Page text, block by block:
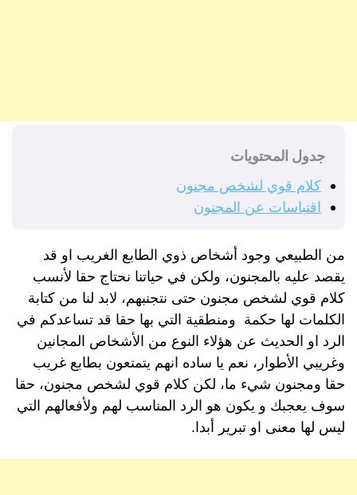
جدول المحتويات
كلام قوي لشخص مجنون
اقتباسات عن المجنون
من الطبيعي وجود أشخاص ذوي الطابع الغريب او قد
يقصد عليه بالمجنون، ولكن في حياتنا نحتاج حقا لأنسب
كلام قوي لشخص مجنون حتى نتجنبهم، لابد لنا من كتابة
الكلمات لها حكمة ومنطقية التي بها حقا قد تساعدكم في
الرد او الحديث عن هؤلاء النوع من الأشخاص المجانين
وغريبي الأطوار، نعم يا ساده انهم يتمتعون بطابع غريب
حقا ومجنون شيء ما، لكن كلام قوي لشخص مجنون، حقا
سوف يعجبك و يكون هو الرد المناسب لهم ولأفعالهم التي
ليس لها معنى او تبرير أبدا.